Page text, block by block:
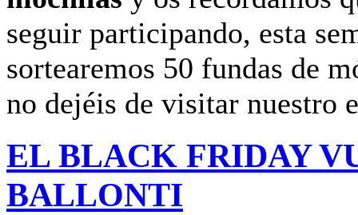
seguir participando, esta
sortearemos 50 fundas de
no dejéis de visitar nuestro
EL BLACK FRIDAY
BALLONTI